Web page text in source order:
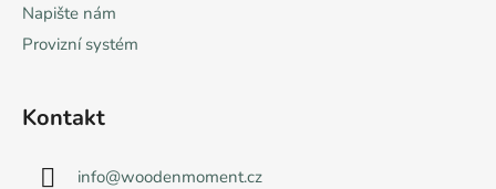
Napište nám
Provizní systém
Kontakt
info@woodenmoment.cz